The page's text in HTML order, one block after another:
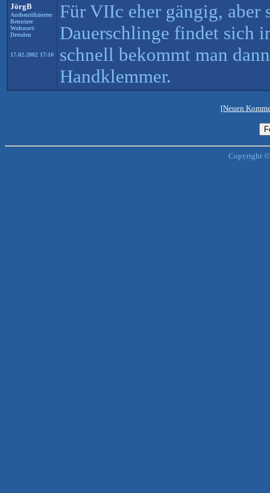
JörgB
Authentifizierter
Benutzer
Wohnort:
Dresden
17.02.2002 17:10
Für VIIc eher gängig, aber
Dauerschlinge findet sich
schnell bekommt man
Handklemmer.
[Neuen
Copyright ©